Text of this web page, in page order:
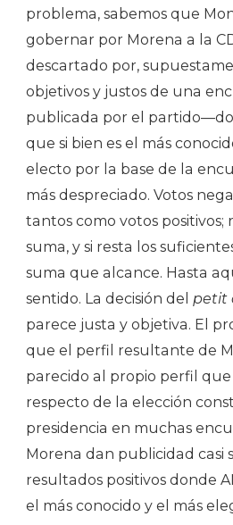
problema, sabemos que
gobernar por Morena a la
descartado por,
objetivos y justos de una
publicada por el
que si bien es el más
electo por la base de la
más despreciado. Votos
tantos como votos positivos;
suma, y si resta los
suma que alcance. Hasta
sentido. La decisión del petit
parece justa y objetiva. El
que el perfil resultante de
parecido al propio perfil que
respecto de la elección
presidencia en muchas
Morena dan publicidad casi
resultados positivos donde
el más conocido y el más